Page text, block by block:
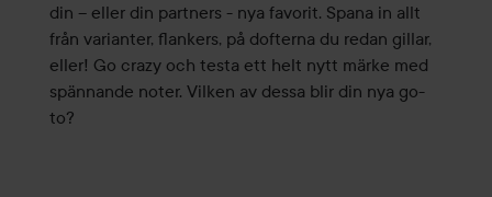
din – eller din partners - nya favorit. Spana in allt
från varianter, flankers, på dofterna du redan gillar,
eller! Go crazy och testa ett helt nytt märke med
spännande noter. Vilken av dessa blir din nya go-
to?